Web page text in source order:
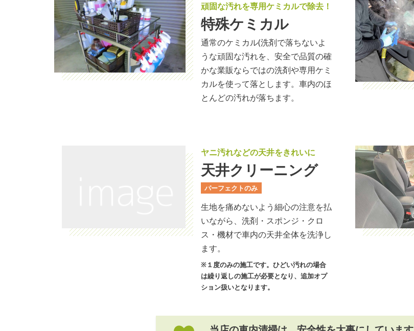
頑固な汚れを専用ケミカルで除去！
特殊ケミカル
通常のケミカル(洗剤で落ちないよ
うな頑固な汚れを、安全で品質の確
かな業販ならではの洗剤や専用ケミ
カルを使って落とします。車内のほ
とんどの汚れが落ちます。
ヤニ汚れなどの天井をきれいに
天井クリーニング
パーフェクトのみ
生地を痛めないよう細心の注意を払
いながら、洗剤・スポンジ・クロ
ス・機材で車内の天井全体を洗浄し
ます。
※１度のみの施工です。ひどい汚れの場合
は繰り返しの施工が必要となり、追加オプ
ション扱いとなります。